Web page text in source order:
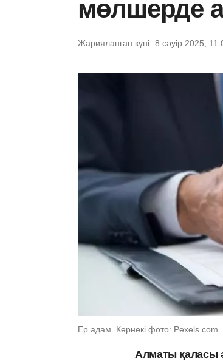
мөлшерде
Жарияланған күні: 8 сәуір 2025,
Ер адам. Көрнекі фото: Рexels.com
Алматы қаласы